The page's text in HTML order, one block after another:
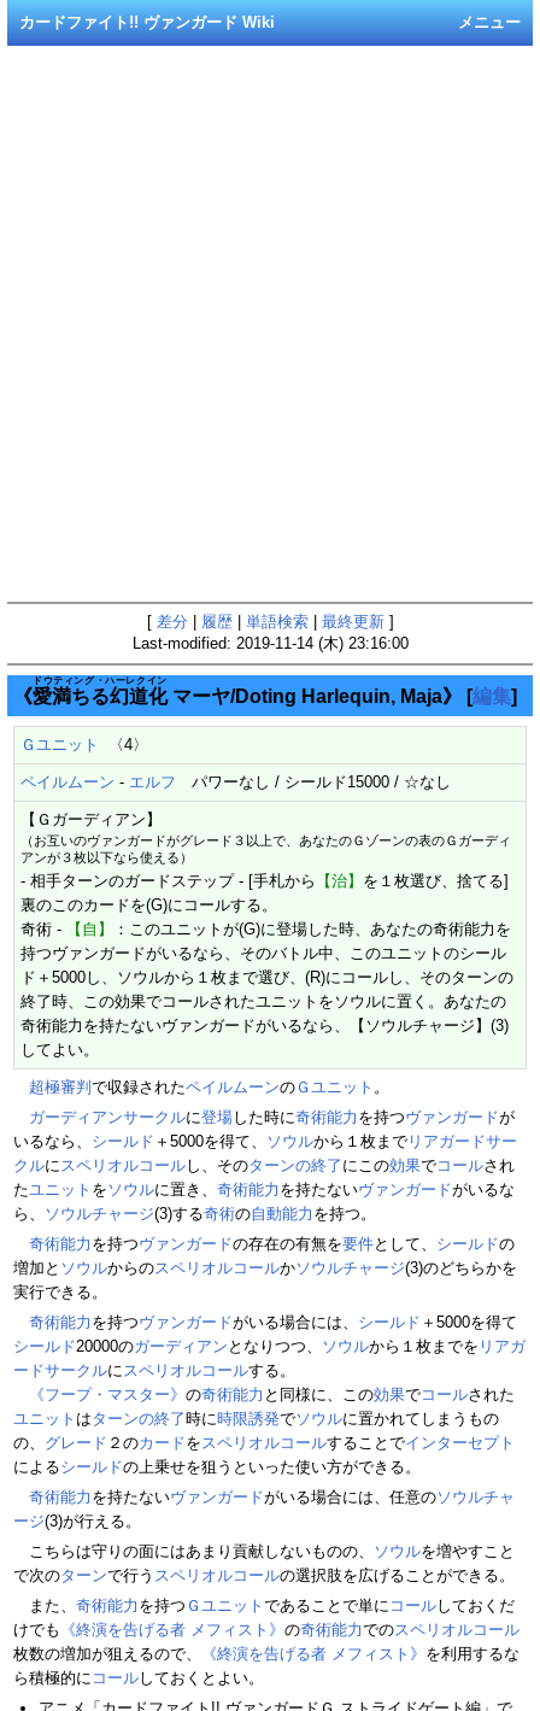
メニュー
カードファイト!! ヴァンガード Wiki
[ 差分 履歴| 単語検索| 最終更新]
Last-modified: 2019-11-14 (木) 23:16:00
《愛満ちる幻道化
ドウティング・ハーレクイン
マーヤ/Doting Harlequin, Maja》 [編集]
Ｇユニット 〈4〉
ペイルムーン - エルフ パワーなし / シールド15000 / ☆なし
【Ｇガーディアン】
（お互いのヴァンガードがグレード３以上で、あなたのＧゾーンの表のＧガーディ
アンが３枚以下なら使える）
- 相手ターンのガードステップ - [手札から 【治】 を１枚選び、捨てる]
裏のこのカードを(G)にコールする。
奇術 -
【自】
：このユニットが(G)に登場した時、あなたの奇術能力を
持つヴァンガードがいるなら、そのバトル中、このユニットのシール
ド＋5000し、ソウルから１枚まで選び、(R)にコールし、そのターンの
終了時、この効果でコールされたユニットをソウルに置く。あなたの
奇術能力を持たないヴァンガードがいるなら、【ソウルチャージ】(3)
してよい。
超極審判 で収録されたペイルムーンの Ｇユニット 。
ガーディアンサークルに登場した時に奇術能力 を持つヴァンガードが
いるなら、 シールド ＋5000を得て、 ソウルから１枚まで リアガードサー
クルにスペリオルコールし、そのターンの終了 にこの効果でコールされ
たユニット を ソウルに置き、 奇術能力 を持たないヴァンガードがいるな
ら、
ソウルチャージ(3)する奇術の自動能力 を持つ。
奇術能力 を持つヴァンガードの存在の有無を要件として、 シールドの
増加と ソウルからのスペリオルコールかソウルチャージ(3)のどちらかを
実行できる。
奇術能力 を持つヴァンガードがいる場合には、 シールド ＋5000を得て
シールド20000のガーディアン となりつつ、 ソウルから１枚までを リアガ
ードサークルにスペリオルコールする。
《フープ・マスター》 の奇術能力 と同様に、この効果でコールされた
ユニット はターンの終了時に時限誘発でソウルに置かれてしまうもの
の、 グレード ２のカードをスペリオルコールすることでインターセプト
によるシールドの上乗せを狙うといった使い方ができる。
奇術能力 を持たないヴァンガードがいる場合には、任意のソウルチャ
ージ(3)が行える。
こちらは守りの面にはあまり貢献しないものの、
ソウルを増やすこと
で次のターンで行う スペリオルコールの選択肢を広げることができる。
また、 奇術能力 を持つ Ｇユニット であることで単に コールしておくだ
けでも 《終演を告げる者 メフィスト》 の奇術能力でのスペリオルコール
枚数の増加が狙えるので、
《終演を告げる者 メフィスト》 を利用するな
ら積極的に コールしておくとよい。